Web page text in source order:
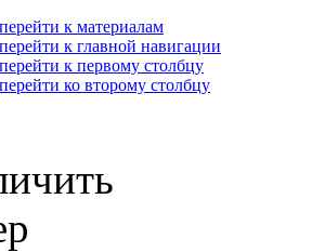
к материалам
к главной навигации
к первому столбцу
ко второму столбцу